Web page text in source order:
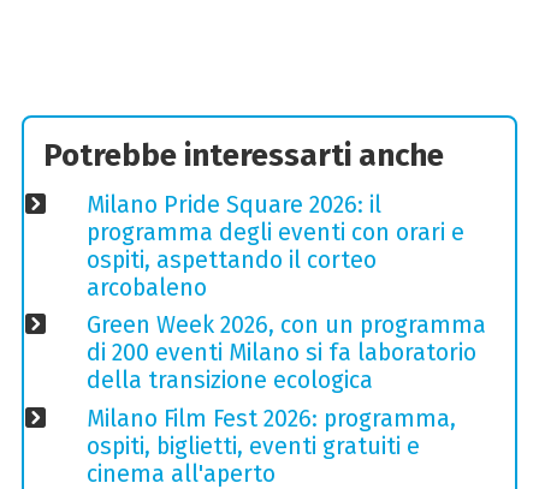
Potrebbe interessarti anche
Milano Pride Square 2026: il
programma degli eventi con orari e
ospiti, aspettando il corteo
arcobaleno
Green Week 2026, con un programma
di 200 eventi Milano si fa laboratorio
della transizione ecologica
Milano Film Fest 2026: programma,
ospiti, biglietti, eventi gratuiti e
cinema all'aperto